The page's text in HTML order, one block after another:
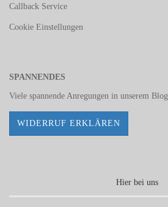
Callback Service
Cookie Einstellungen
SPANNENDES
Viele spannende Anregungen in unserem Blog
WIDERRUF ERKLÄREN
Hier bei uns